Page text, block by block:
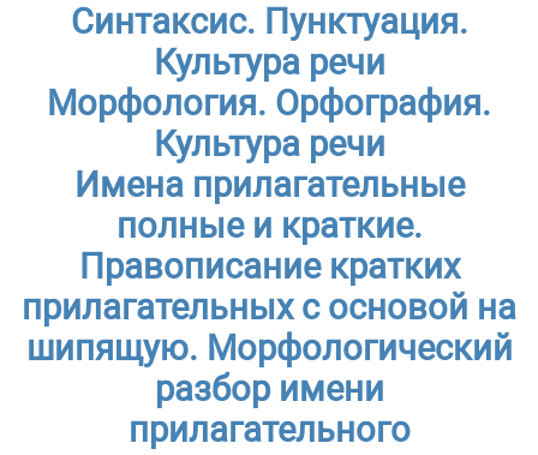
Синтаксис. Пунктуация.
Культура речи
Морфология. Орфография.
Культура речи
Имена прилагательные
полные и краткие.
Правописание кратких
прилагательных с основой на
шипящую. Морфологический
разбор имени
прилагательного